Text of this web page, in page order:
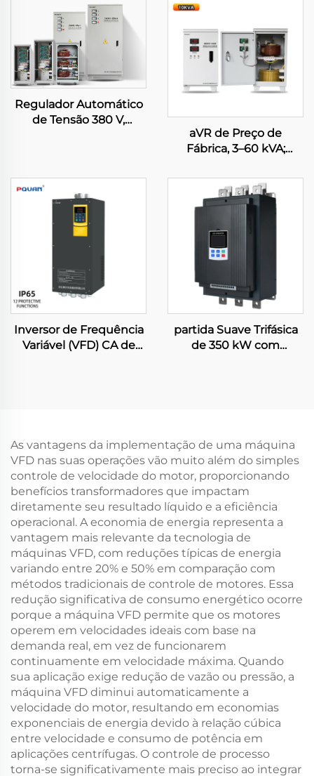
Regulador Automático
de Tensão 380 V,
Regulador Industrial de
Tensão
aVR de Preço de
Fábrica, 3–60 kVA;
Monofásico com Motor
Servo, 10 kVA, Saída 220
V, em Cobre
Inversor de Frequência
Variável (VFD) CA de
V, Comunicação RS-485
partida Suave Trifásica
de 350 kW com
Proteção IP65, 50/60 Hz
As vantagens da implementação de uma máquina
VFD nas suas operações vão muito além do simples
controle de velocidade do motor, proporcionando
benefícios transformadores que impactam
diretamente seu resultado líquido e a eficiência
operacional. A economia de energia representa a
vantagem mais relevante da tecnologia de
máquinas VFD, com reduções típicas de energia
variando entre 20% e 50% em comparação com
métodos tradicionais de controle de motores. Essa
redução significativa de consumo energético ocorre
porque a máquina VFD permite que os motores
operem em velocidades ideais com base na
demanda real, em vez de funcionarem
continuamente em velocidade máxima. Quando
sua aplicação exige redução de vazão ou pressão, a
máquina VFD diminui automaticamente a
velocidade do motor, resultando em economias
exponenciais de energia devido à relação cúbica
entre velocidade e consumo de potência em
aplicações centrífugas. O controle de processo
torna-se significativamente mais preciso ao integrar